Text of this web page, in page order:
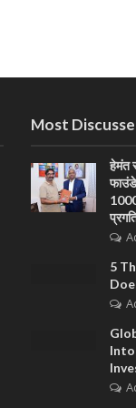
Most
हेमंत
5
Into